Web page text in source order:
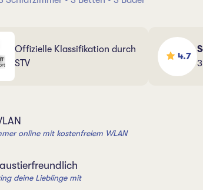
Offizielle Klassifikation durch
STV
4.7
online mit kostenfreiem WLAN
deine Lieblinge mit